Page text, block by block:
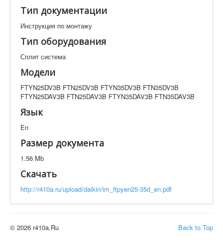
Контакты
Техническая документация
FTYN25DV3B FTN25DV3B FTYN35DV3B FTN35DV3B
FTYN25DAV3B FTN25DAV3B FTYN35DAV3B
FTN35DAV3B
Искать
Производитель
Элементов на страницу
Тип документации
Инструкция по монтажу
Тип оборудования
Сплит система
Модели
FTYN25DV3B FTN25DV3B FTYN35DV3B FTN35DV3B
FTYN25DAV3B FTN25DAV3B FTYN35DAV3B FTN35DAV3B
Язык
En
Размер документа
1.56 Mb
Скачать
http://r410a.ru/upload/daikin/im_ftpyen25-35d_en.pdf
Back to Top
© 2026 r410a.Ru